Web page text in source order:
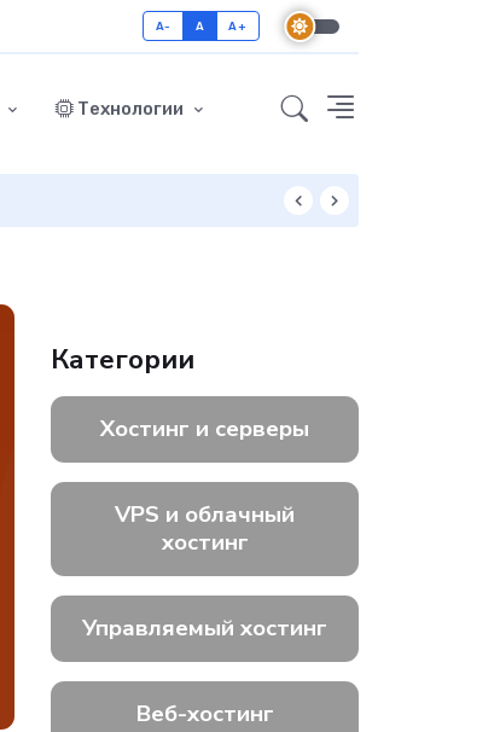
A- A A+
Технологии
Категории
Хостинг и серверы
VPS и облачный
хостинг
Управляемый хостинг
Веб-хостинг